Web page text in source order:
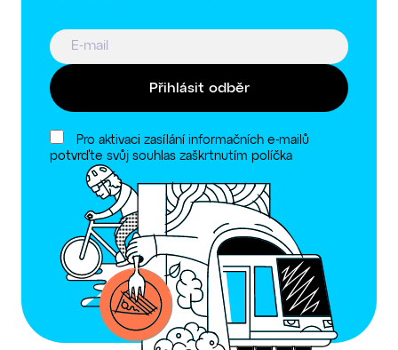
Přihlásit odběr
Pro aktivaci zasílání informačních e-mailů
potvrďte svůj souhlas zaškrtnutím políčka